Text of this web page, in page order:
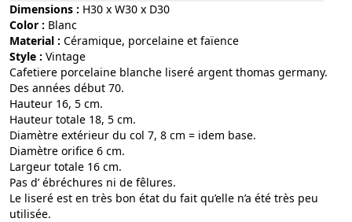
Dimensions : H30 x W30 x D30
Color :
blanc
Material :
céramique, porcelaine et faïence
Style :
vintage
Cafetiere porcelaine blanche liseré argent thomas germany.
Des années début 70.
Hauteur 16, 5 cm.
Hauteur totale 18, 5 cm.
Diamètre extérieur du col 7, 8 cm = idem base.
Diamètre orifice 6 cm.
Largeur totale 16 cm.
Pas d’ ébréchures ni de fêlures.
Le liseré est en très bon état du fait qu’elle n’a été très peu
utilisée.